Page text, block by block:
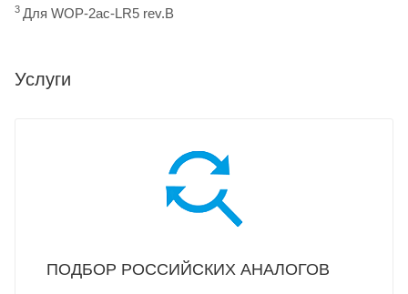
3 Для WOP-2ac-LR5 rev.B
Услуги
ПОДБОР РОССИЙСКИХ АНАЛОГОВ